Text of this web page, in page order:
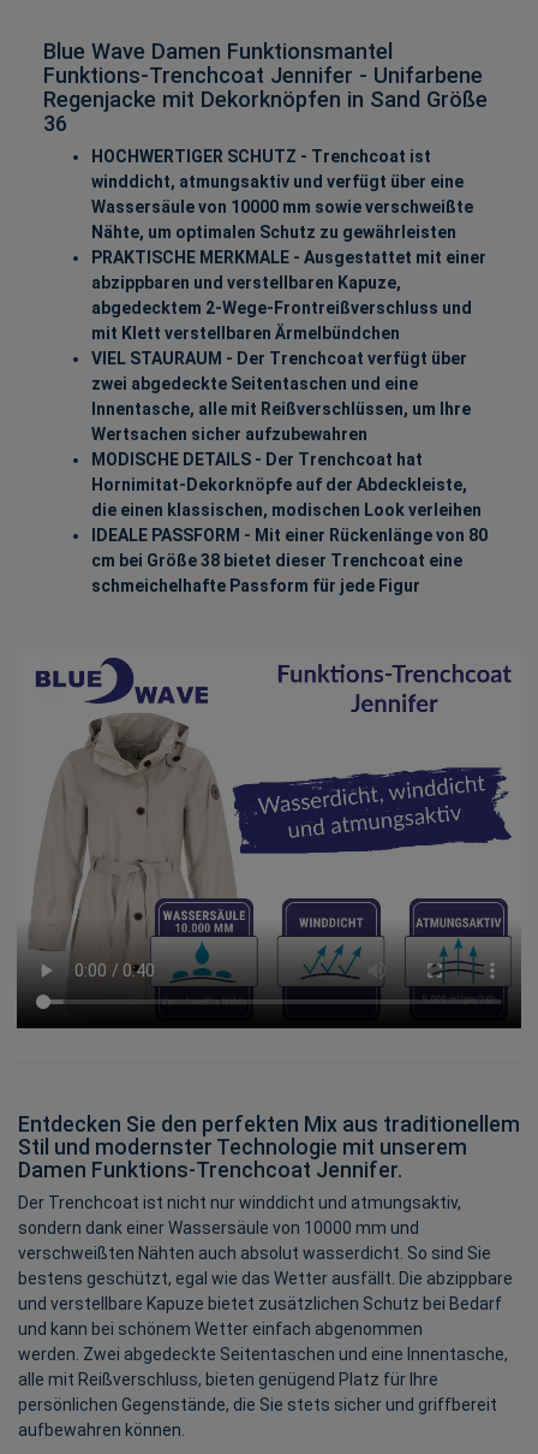
Blue Wave Damen Funktionsmantel
Funktions-Trenchcoat Jennifer - Unifarbene
Regenjacke mit Dekorknöpfen in Sand Größe
36
HOCHWERTIGER SCHUTZ - Trenchcoat ist
winddicht, atmungsaktiv und verfügt über eine
Wassersäule von 10000 mm sowie verschweißte
Nähte, um optimalen Schutz zu gewährleisten
PRAKTISCHE MERKMALE - Ausgestattet mit einer
abzippbaren und verstellbaren Kapuze,
abgedecktem 2-Wege-Frontreißverschluss und
mit Klett verstellbaren Ärmelbündchen
VIEL STAURAUM - Der Trenchcoat verfügt über
zwei abgedeckte Seitentaschen und eine
Innentasche, alle mit Reißverschlüssen, um Ihre
Wertsachen sicher aufzubewahren
MODISCHE DETAILS - Der Trenchcoat hat
Hornimitat-Dekorknöpfe auf der Abdeckleiste,
die einen klassischen, modischen Look verleihen
IDEALE PASSFORM - Mit einer Rückenlänge von 80
cm bei Größe 38 bietet dieser Trenchcoat eine
schmeichelhafte Passform für jede Figur
Entdecken Sie den perfekten Mix aus traditionellem
Stil und modernster Technologie mit unserem
Damen Funktions-Trenchcoat Jennifer.
Der Trenchcoat ist nicht nur winddicht und atmungsaktiv,
sondern dank einer Wassersäule von 10000 mm und
verschweißten Nähten auch absolut wasserdicht. So sind Sie
bestens geschützt, egal wie das Wetter ausfällt. Die abzippbare
und verstellbare Kapuze bietet zusätzlichen Schutz bei Bedarf
und kann bei schönem Wetter einfach abgenommen
werden. Zwei abgedeckte Seitentaschen und eine Innentasche,
alle mit Reißverschluss, bieten genügend Platz für Ihre
persönlichen Gegenstände, die Sie stets sicher und griffbereit
aufbewahren können.